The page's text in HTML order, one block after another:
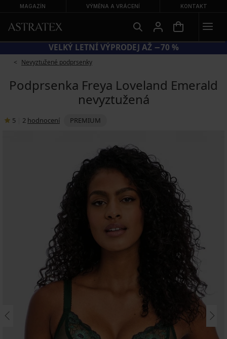
MAGAZÍN VÝMĚNA A VRÁCENÍ KONTAKT
KÓD BRA20 = PODPRSENKY −20 %
Nevyztužené podprsenky
Podprsenka Freya Loveland Emerald
nevyztužená
5 2 hodnocení PREMIUM